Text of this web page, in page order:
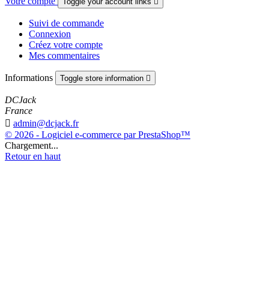
Suivi de commande
Connexion
Créez votre compte
Mes commentaires
Informations Toggle store information 
DCJack
France
 admin@dcjack.fr
© 2026 - Logiciel e-commerce par PrestaShop™
Chargement...
Retour en haut